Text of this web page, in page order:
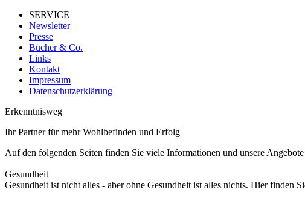
SERVICE
Newsletter
Presse
Bücher & Co.
Links
Kontakt
Impressum
Datenschutzerklärung
Erkenntnisweg
Ihr Partner für mehr Wohlbefinden und Erfolg
Auf den folgenden Seiten finden Sie viele Informationen und unsere
Gesundheit
Gesundheit ist nicht alles - aber ohne Gesundheit ist alles nichts. Hier finden